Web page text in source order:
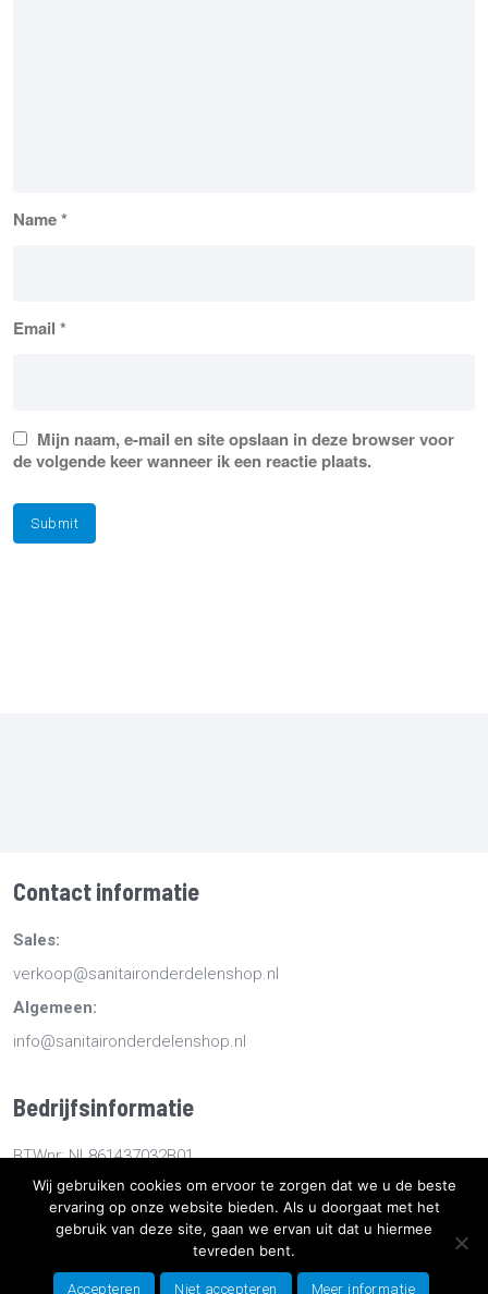
Name*
Email *
Mijn naam, e-mail en site opslaan in deze browser voor
de volgende keer wanneer ik een reactie plaats.
Contact informatie
Sales:
verkoop@sanitaironderdelenshop.nl
Algemeen:
info@sanitaironderdelenshop.nl
Bedrijfsinformatie
BTWnr: NL861437032B01
KvKnr: 78527112
Sanitaironderdelenshop.nl
Bestellen en bezorgen -Algemene voorwaarden-Sitemap
Wij gebruiken cookies om ervoor te zorgen dat we u de beste
ervaring op onze website bieden. Als u doorgaat met het
gebruik van deze site, gaan we ervan uit dat u hiermee
tevreden bent.
Accepteren Niet accepteren Meer informatie